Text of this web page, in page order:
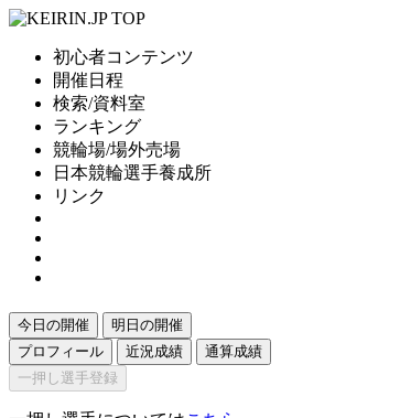
初心者コンテンツ
開催日程
検索/資料室
ランキング
競輪場/場外売場
日本競輪選手養成所
リンク
今日の開催
明日の開催
プロフィール
近況成績
通算成績
一押し選手登録